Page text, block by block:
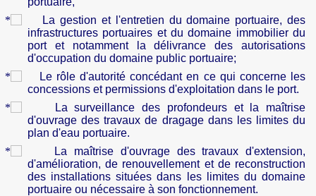
La gestion et l'entretien du domaine portuaire, des
infrastructures portuaires et du domaine immobilier du
port et notamment la délivrance des autorisations
d'occupation du domaine public portuaire;
Le rôle d'autorité concédant en ce qui concerne les
concessions et permissions d'exploitation dans le port.
La surveillance des profondeurs et la maîtrise
d'ouvrage des travaux de dragage dans les limites du
plan d'eau portuaire.
La maîtrise d'ouvrage des travaux d'extension,
d'amélioration, de renouvellement et de reconstruction
des installations situées dans les limites du domaine
portuaire ou nécessaire à son fonctionnement.